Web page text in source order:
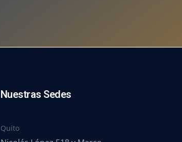
Nuestras Sedes
Quito